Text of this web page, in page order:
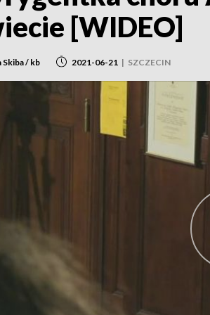
[WIDEO]
Skiba / kb 2021-06-21 | SZCZECIN